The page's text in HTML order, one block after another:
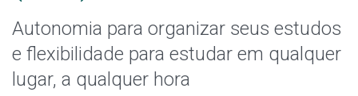
Especialização
Mestrado
Autonomia para organizar seus estudos
e flexibilidade para estudar em qualquer
lugar, a qualquer hora